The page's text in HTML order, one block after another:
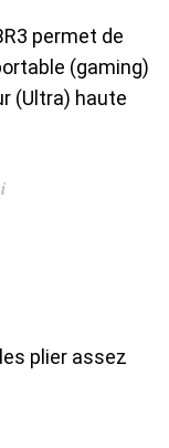
permet de
(gaming)
(Ultra) haute
i
plier assez